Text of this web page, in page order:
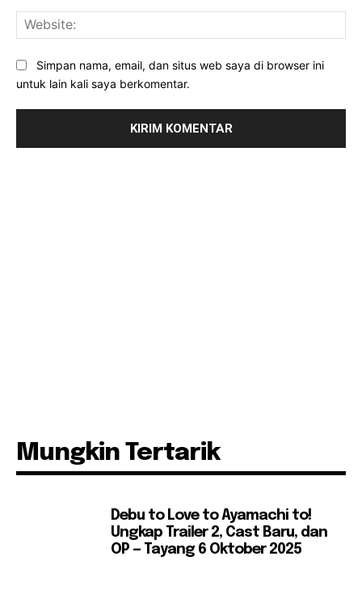
Simpan nama, email, dan situs web saya di browser ini
untuk lain kali saya berkomentar.
Mungkin Tertarik
Debu to Love to Ayamachi to!
Ungkap Trailer 2, Cast Baru, dan
OP — Tayang 6 Oktober 2025